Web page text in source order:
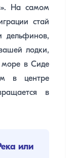
На самом
стай
дельфинов,
лодки,
море в Сиде
в центре
в
или